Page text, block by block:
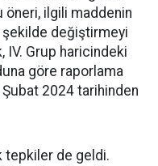
öneri, ilgili maddenin
değiştirmeyi
IV. Grup haricindeki
göre raporlama
Şubat 2024 tarihinden
tepkiler de geldi.